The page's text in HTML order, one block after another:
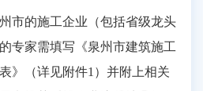
市的施工企业（包括省级龙头
专家需填写《泉州市建筑施工
》（详见附件1）并附上相关